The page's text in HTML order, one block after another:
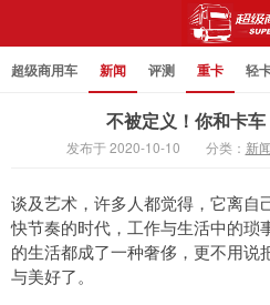
超级商用车 新闻 评测 重卡 轻
不被定义！你和卡
发布于 2020-10-10 分类： 新闻
谈及艺术，许多人都觉得，它离自
快节奏的时代，工作与生活中的琐
的生活都成了一种奢侈，更不用说
与美好了。